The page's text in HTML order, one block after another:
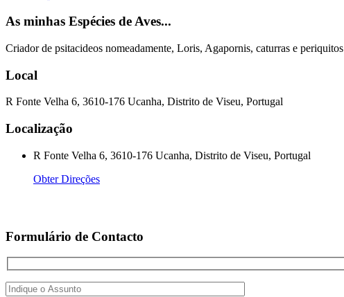
As minhas Espécies de Aves...
Criador de psitacideos nomeadamente, Loris, Agapornis, caturras e periquitos
Local
R Fonte Velha 6, 3610-176 Ucanha, Distrito de Viseu, Portugal
Localização
R Fonte Velha 6, 3610-176 Ucanha, Distrito de Viseu, Portugal
Obter Direções
Formulário de Contacto